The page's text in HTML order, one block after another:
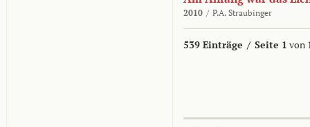
2010 / P.A. Straubinger
539 Einträge / Seite 1 von